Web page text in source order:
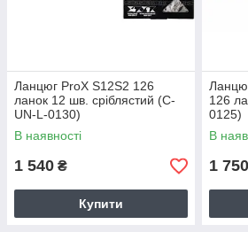
Ланцюг ProX S12S2 126
ланок 12 шв. сріблястий (C-
UN-L-0130)
В наявності
1 540 ₴
Купити
126
0125)
В
1 750